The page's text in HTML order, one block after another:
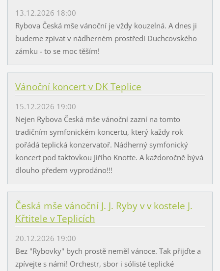
13.12.2026 18:00
Rybova Česká mše vánoční je vždy kouzelná. A dnes ji
budeme zpívat v nádherném prostředí Duchcovského
zámku - to se moc těším!
Vánoční koncert v DK Teplice
15.12.2026 19:00
Nejen Rybova Česká mše vánoční zazní na tomto
tradičním symfonickém koncertu, který každy rok
pořádá teplická konzervatoř. Nádherný symfonický
koncert pod taktovkou Jiřího Knotte. A každoročně bývá
dlouho předem vyprodáno!!!
Česká mše vánoční J. J. Ryby v v kostele J.
Křtitele v Teplicích
20.12.2026 19:00
Bez "Rybovky" bych prostě neměl vánoce. Tak přijďte a
zpívejte s námi! Orchestr, sbor i sólisté teplické